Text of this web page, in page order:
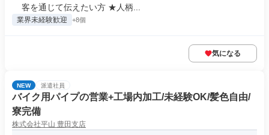
客を通じて伝えたい方 ★人柄...
業界未経験歓迎 +8個
気になる
NEW 派遣社員
バイク用パイプの営業+工場内加工/未経験OK/髪色自由/
寮完備
株式会社平山 豊田支店